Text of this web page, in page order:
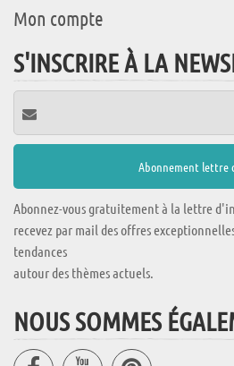
Mon compte
S'INSCRIRE À LA
Abonnez-vous gratuitement à la lettre
recevez par mail des offres
tendances
autour des thèmes actuels.
NOUS SOMMES